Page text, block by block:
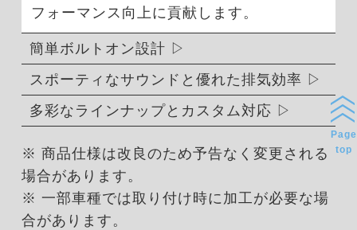
フォーマンス向上に貢献します。
簡単ボルトオン設計
スポーティなサウンドと優れた排気効率
多彩なラインナップとカスタム対応
※ 商品仕様は改良のため予告なく変更される
場合があります。
※ 一部車種では取り付け時に加工が必要な場
合があります。
Page
top